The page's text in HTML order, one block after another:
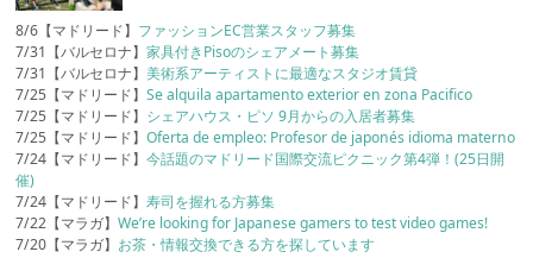
8/6【マドリード】 ファッションEC営業スタッフ募集
7/31【バルセロナ】家具付きPisoのシェアメート募集
7/31【バルセロナ】美術系アーティストに最適なスタジオ賃貸
7/25【マドリード】Se alquila apartamento exterior en zona Pacifico
7/25【マドリード】 シェアハウス・ピソ 9月からの入居者募集
7/25【マドリード】Oferta de empleo: Profesor de japonés idioma materno
7/24【マドリード】今話題のマドリード国際交流ピクニック第4弾！(25日開
催)
7/24【マドリード】寿司を握れる方募集
7/22【マラガ】We’re looking for Japanese gamers to test video games!
7/20【マラガ】 お茶・情報交換できる方を探しています